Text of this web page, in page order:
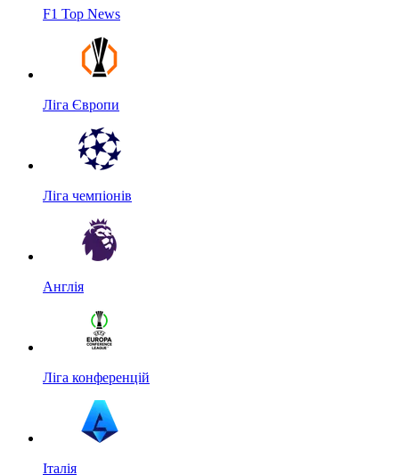
F1 Top News
Ліга Європи
Ліга чемпіонів
Англія
Ліга конференцій
Італія